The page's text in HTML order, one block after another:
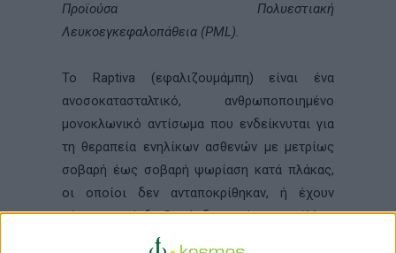
Προϊούσα Πολυεστιακή
Λευκοεγκεφαλοπάθεια (PML).
Το Raptiva (εφαλιζουμάμπη) είναι ένα
ανοσοκατασταλτικό, ανθρωποποιημένο
μονοκλωνικό αντίσωμα που ενδείκνυται για
τη θεραπεία ενηλίκων ασθενών με μετρίως
σοβαρή έως σοβαρή ψωρίαση κατά πλάκας,
οι οποίοι δεν ανταποκρίθηκαν, ή έχουν
κάποια αντένδειξη, ή δεν ανέχονται άλλες
συστηματικές θεραπείες